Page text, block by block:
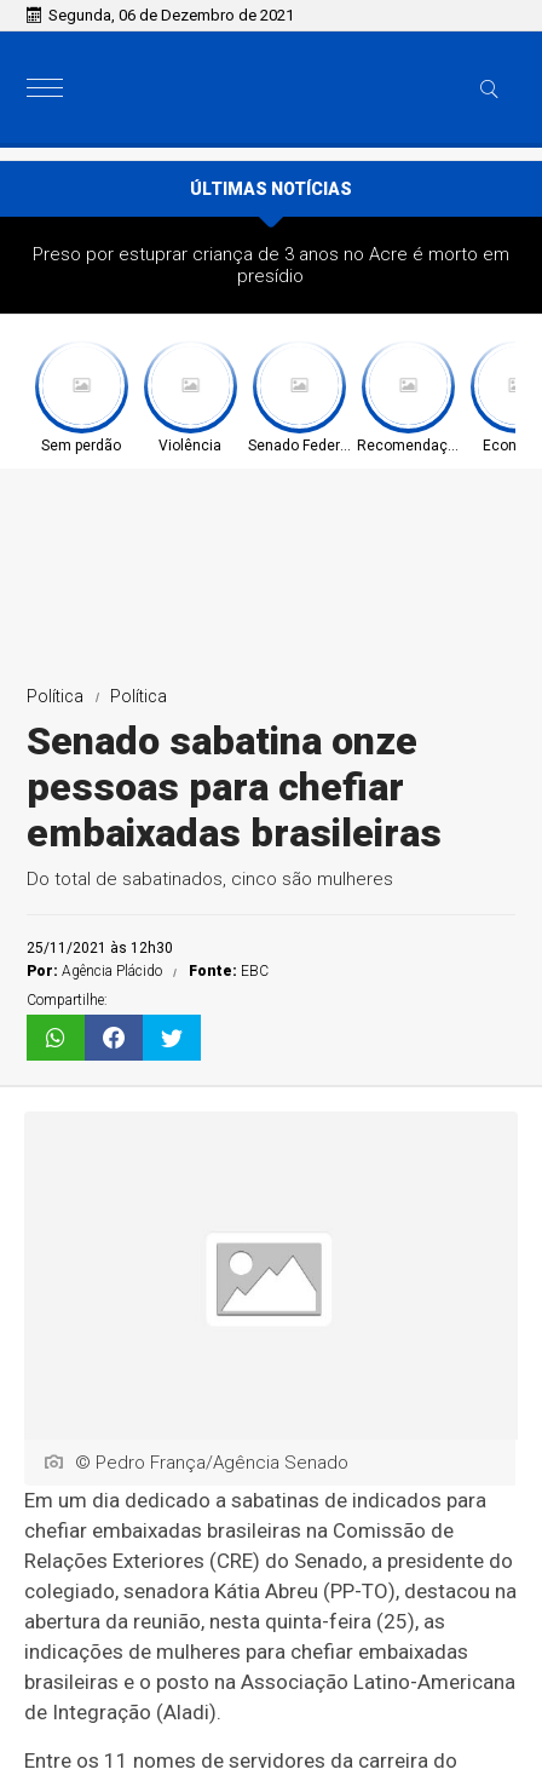
Segunda, 06 de Dezembro de 2021
ÚLTIMAS NOTÍCIAS
Preso por estuprar criança de 3 anos no Acre é morto em
presídio
Sem perdão Violência Senado Federal Recomendação
Política Política
Senado sabatina onze
pessoas para chefiar
embaixadas brasileiras
Do total de sabatinados, cinco são mulheres
25/11/2021 às 12h30
Por: Agência Plácido Fonte: EBC
Compartilhe:
© Pedro França/Agência Senado
Em um dia dedicado a sabatinas de indicados para
chefiar embaixadas brasileiras na Comissão de
Relações Exteriores (CRE) do Senado, a presidente do
colegiado, senadora Kátia Abreu (PP-TO), destacou na
abertura da reunião, nesta quinta-feira (25), as
indicações de mulheres para chefiar embaixadas
brasileiras e o posto na Associação Latino-Americana
de Integração (Aladi).
Entre os 11 nomes de servidores da carreira do